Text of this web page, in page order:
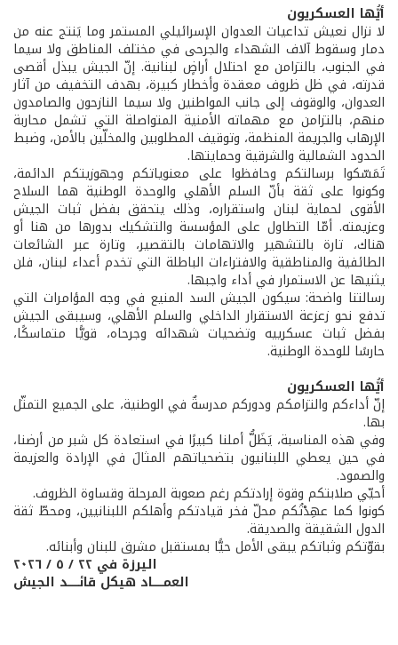
أيُّها العسكريون
لا نزال نعيش تداعيات العدوان الإسرائيلي المستمر وما يَنتج عنه من
دمار وسقوط آلاف الشهداء والجرحى في مختلف المناطق ولا سيما
في الجنوب، بالتزامن مع احتلال أراضٍ لبنانية. إنّ الجيش يبذل أقصى
قدرته، في ظل ظروف معقدة وأخطار كبيرة، بهدف التخفيف من آثار
العدوان، والوقوف إلى جانب المواطنين ولا سيما النازحون والصامدون
منهم، بالتزامن مع مهماته الأمنية المتواصلة التي تشمل محاربة
الإرهاب والجريمة المنظمة، وتوقيف المطلوبين والمخلّين بالأمن، وضبط
الحدود الشمالية والشرقية وحمايتها.
تَمَسّكوا برسالتكم وحافظوا على معنوياتكم وجهوزيتكم الدائمة،
وكونوا على ثقة بأنّ السلم الأهلي والوحدة الوطنية هما السلاح
الأقوى لحماية لبنان واستقراره، وذلك يتحقق بفضل ثبات الجيش
وعزيمته. أمّا التطاول على المؤسسة والتشكيك بدورها من هنا أو
هناك، تارة بالتشهير والاتهامات بالتقصير، وتارة عبر الشائعات
الطائفية والمناطقية والافتراءات الباطلة التي تخدم أعداء لبنان، فلن
يثنيها عن الاستمرار في أداء واجبها.
رسالتنا واضحة: سيكون الجيش السد المنيع في وجه المؤامرات التي
تدفع نحو زعزعة الاستقرار الداخلي والسلم الأهلي، وسيبقى الجيش
بفضل ثبات عسكرييه وتضحيات شهدائه وجرحاه، قويًّا متماسكًا،
حارسًا للوحدة الوطنية.
أيُّها العسكريون
إنّ أداءكم والتزامكم ودوركم مدرسةٌ في الوطنية، على الجميع التمثّل
بها.
وفي هذه المناسبة، يَظَلُّ أملنا كبيرًا في استعادة كل شبر من أرضنا،
في حين يعطي اللبنانيون بتضحياتهم المثالَ في الإرادة والعزيمة
والصمود.
أحيّي صلابتكم وقوة إرادتكم رغم صعوبة المرحلة وقساوة الظروف.
كونوا كما عهِدْتُكم محلّ فخر قيادتكم وأهلكم اللبنانيين، ومحطّ ثقة
الدول الشقيقة والصديقة.
بقوّتكم وثباتكم يبقى الأمل حيًّا بمستقبل مشرق للبنان وأبنائه.
اليرزة في ٢٢ / ٥ / ٢٠٢٦
العمــــــاد هيكل قائــــــد الجيش